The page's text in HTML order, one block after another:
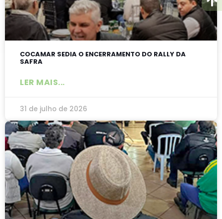
COCAMAR SEDIA O ENCERRAMENTO DO RALLY DA
SAFRA
LER MAIS...
31 de julho de 2026